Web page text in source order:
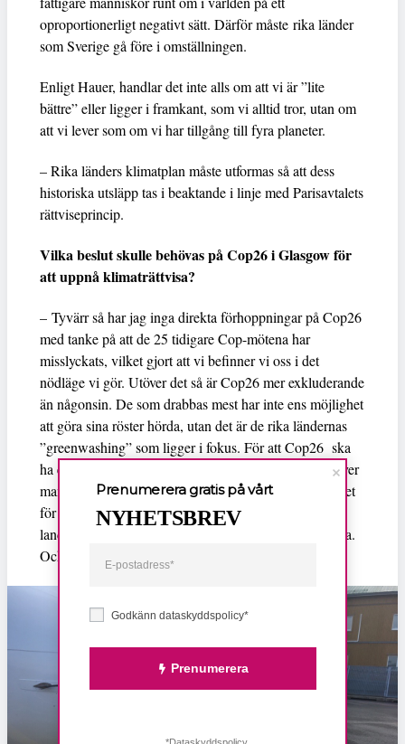
oproportionerligt negativt sätt. Därför måste rika länder
som Sverige gå före i omställningen.
Enligt Hauer, handlar det inte alls om att vi är ”lite
bättre” eller ligger i framkant, som vi alltid tror, utan om
att vi lever som om vi har tillgång till fyra planeter.
– Rika länders klimatplan måste utformas så att dess
historiska utsläpp tas i beaktande i linje med Parisavtalets
rättviseprincip.
Vilka beslut skulle behövas på Cop26 i Glasgow för
att uppnå klimaträttvisa?
– Tyvärr så har jag inga direkta förhoppningar på Cop26
med tanke på att de 25 tidigare Cop-mötena har
misslyckats, vilket gjort att vi befinner vi oss i det
nödläge vi gör. Utöver det så är Cop26 mer exkluderande
än någonsin. De som drabbas mest har inte ens möjlighet
att göra sina röster hörda, utan det är de rika ländernas
”greenwashing” som ligger i fokus. För att Cop26 ska
ha en chans att faktiskt göra positiv inverkan, så behöver
man tala klarspråk, bland annat om allas utsläpp, istället
för att trixa med siffror. Atmosfären känner inte till
landgränser. Vi behöver börja agera istället för att prata.
Och vi måste se till att agera nu, inte om ett antal år.
Godkänn dataskyddspolicy*
Prenumerera
Prenumerera gratis på vårt
NYHETSBREV
*Dataskyddspolicy